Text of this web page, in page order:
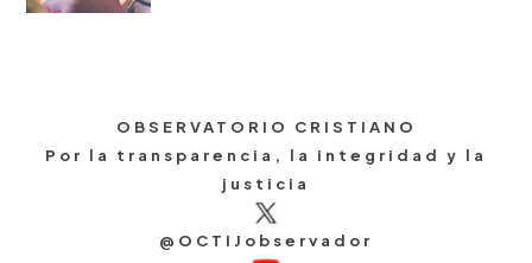
OBSERVATORIO CRISTIANO
Por la transparencia, la integridad y la
justicia
@OCTIJobservador